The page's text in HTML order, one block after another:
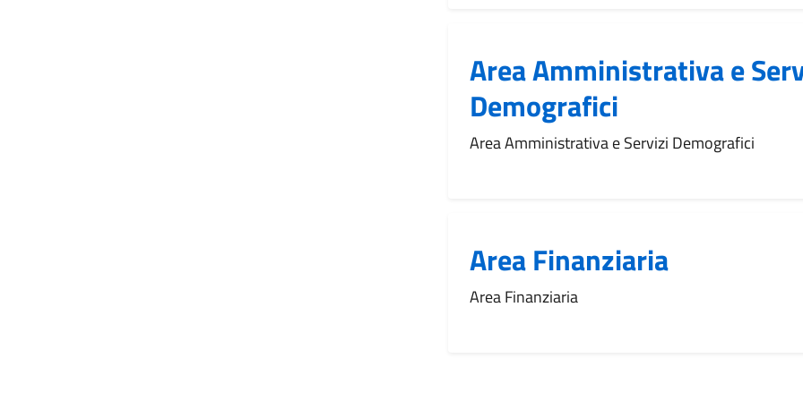
Area Amministrativa e
Demografici
Area Amministrativa e Servizi Demografici
Area Finanziaria
Area Finanziaria